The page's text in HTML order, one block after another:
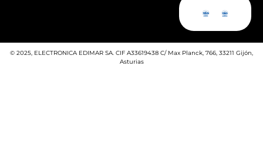
© 2025, ELECTRONICA EDIMAR SA. CIF A33619438 C/ Max Planck, 766, 33211 Gijón,
Asturias